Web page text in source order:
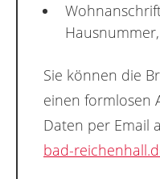
Sie können die
einen formlosen
Daten per Email
bad-